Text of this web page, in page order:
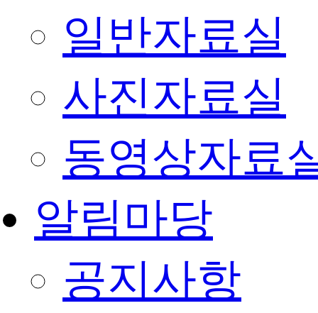
일반자료실
사진자료실
동영상자료
알림마당
공지사항